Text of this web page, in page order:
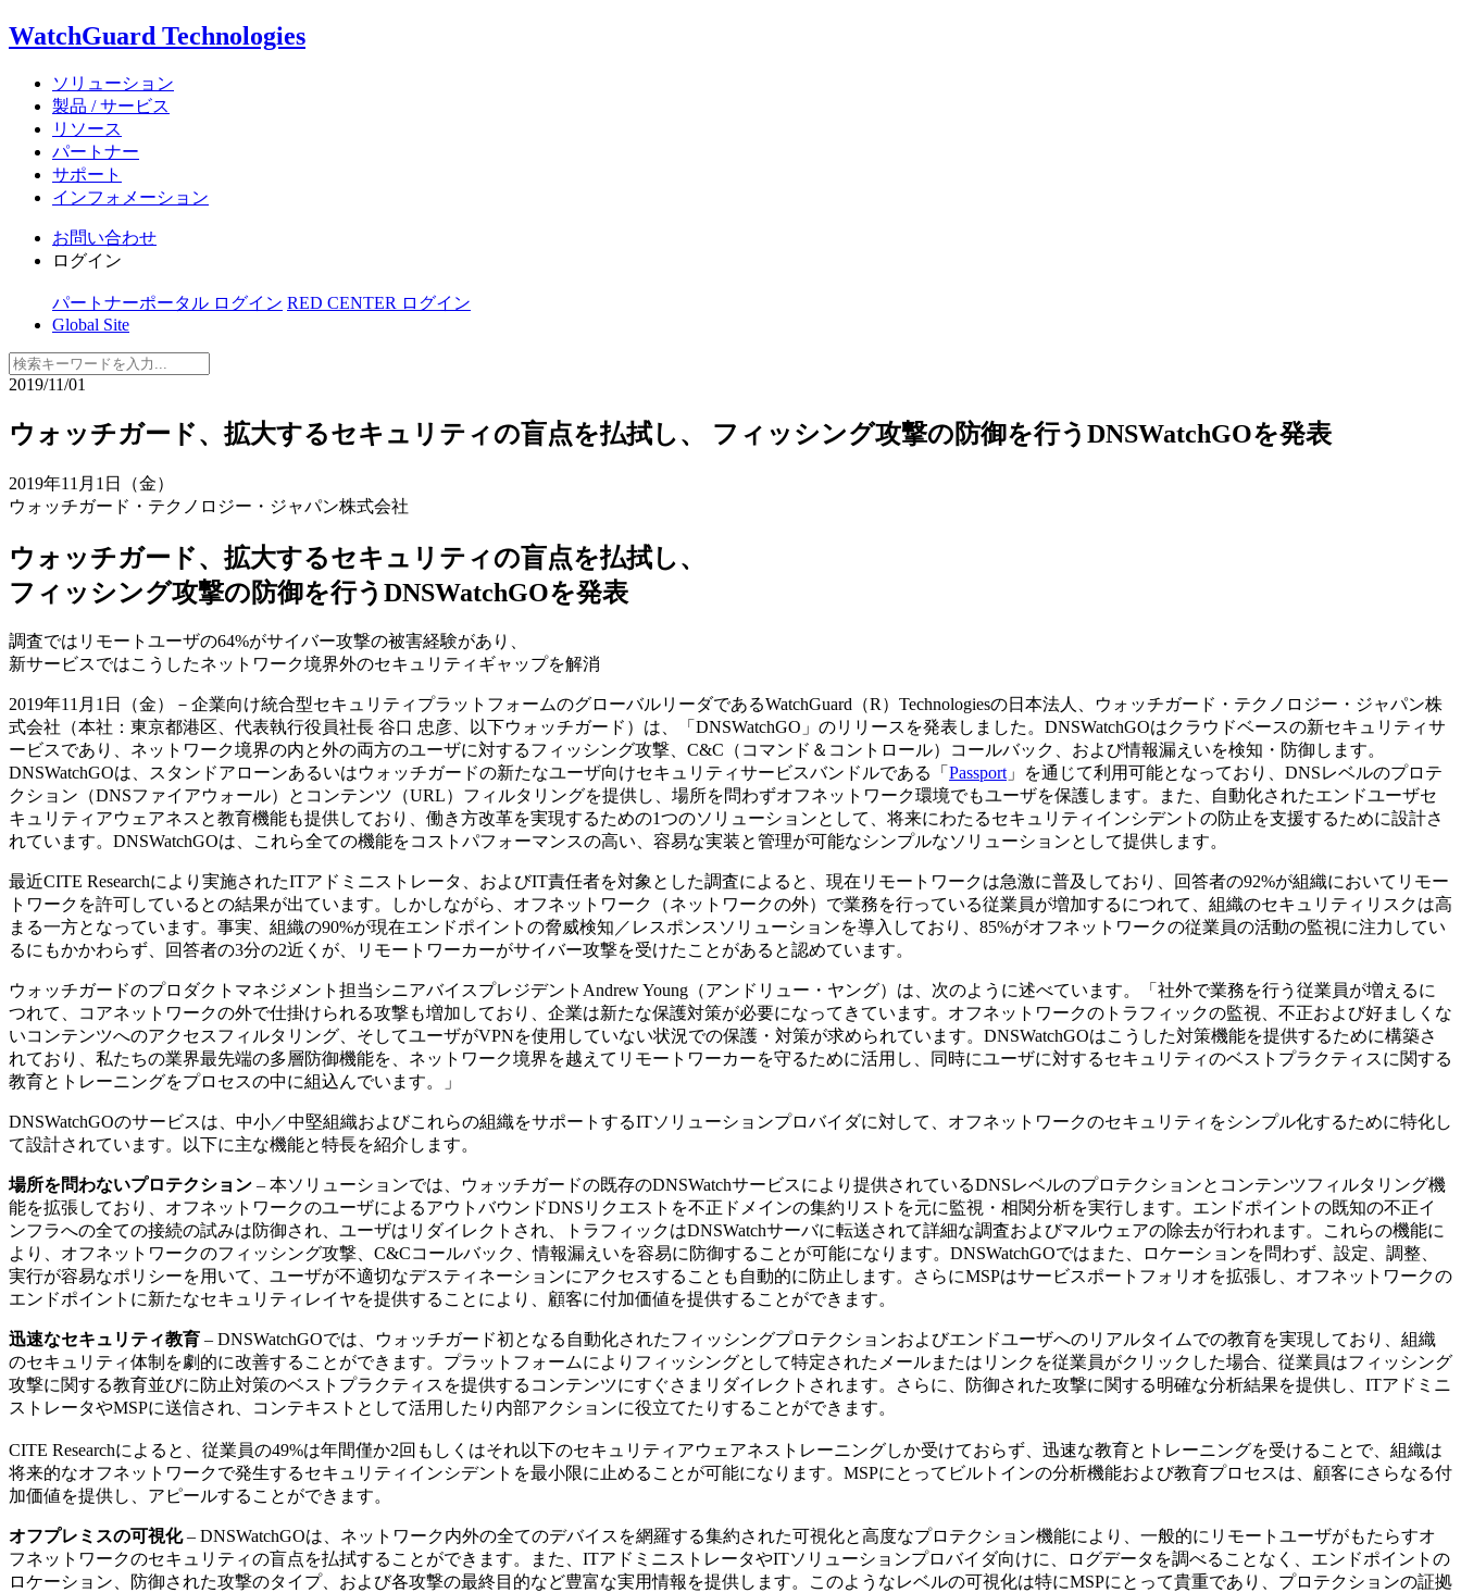
WatchGuard Technologies
ソリューション
製品 / サービス
リソース
パートナー
サポート
インフォメーション
お問い合わせ
ログイン
パートナーポータル ログイン RED CENTER ログイン
Global Site
2019/11/01
ウォッチガード、拡大するセキュリティの盲点を払拭し、 フィッシング攻撃の防御を行うDNSWatchGOを発表
2019年11月1日（金）
ウォッチガード・テクノロジー・ジャパン株式会社
ウォッチガード、拡大するセキュリティの盲点を払拭し、
フィッシング攻撃の防御を行うDNSWatchGOを発表
調査ではリモートユーザの64%がサイバー攻撃の被害経験があり、
新サービスではこうしたネットワーク境界外のセキュリティギャップを解消
2019年11月1日（金）－企業向け統合型セキュリティプラットフォームのグローバルリーダであるWatchGuard（R）Technologiesの日本法人、ウォッチガード・テクノロジー・ジャパン株
式会社（本社：東京都港区、代表執行役員社長 谷口 忠彦、以下ウォッチガード）は、「DNSWatchGO」のリリースを発表しました。DNSWatchGOはクラウドベースの新セキュリティサ
ービスであり、ネットワーク境界の内と外の両方のユーザに対するフィッシング攻撃、C&C（コマンド＆コントロール）コールバック、および情報漏えいを検知・防御します。
DNSWatchGOは、スタンドアローンあるいはウォッチガードの新たなユーザ向けセキュリティサービスバンドルである「 Passport」を通じて利用可能となっており、DNSレベルのプロテ
クション（DNSファイアウォール）とコンテンツ（URL）フィルタリングを提供し、場所を問わずオフネットワーク環境でもユーザを保護します。また、自動化されたエンドユーザセ
キュリティアウェアネスと教育機能も提供しており、働き方改革を実現するための1つのソリューションとして、将来にわたるセキュリティインシデントの防止を支援するために設計さ
れています。DNSWatchGOは、これら全ての機能をコストパフォーマンスの高い、容易な実装と管理が可能なシンプルなソリューションとして提供します。
最近CITE Researchにより実施されたITアドミニストレータ、およびIT責任者を対象とした調査によると、現在リモートワークは急激に普及しており、回答者の92%が組織においてリモー
トワークを許可しているとの結果が出ています。しかしながら、オフネットワーク（ネットワークの外）で業務を行っている従業員が増加するにつれて、組織のセキュリティリスクは高
まる一方となっています。事実、組織の90%が現在エンドポイントの脅威検知／レスポンスソリューションを導入しており、85%がオフネットワークの従業員の活動の監視に注力してい
るにもかかわらず、回答者の3分の2近くが、リモートワーカーがサイバー攻撃を受けたことがあると認めています。
ウォッチガードのプロダクトマネジメント担当シニアバイスプレジデントAndrew Young（アンドリュー・ヤング）は、次のように述べています。「社外で業務を行う従業員が増えるに
つれて、コアネットワークの外で仕掛けられる攻撃も増加しており、企業は新たな保護対策が必要になってきています。オフネットワークのトラフィックの監視、不正および好ましくな
いコンテンツへのアクセスフィルタリング、そしてユーザがVPNを使用していない状況での保護・対策が求められています。DNSWatchGOはこうした対策機能を提供するために構築さ
れており、私たちの業界最先端の多層防御機能を、ネットワーク境界を越えてリモートワーカーを守るために活用し、同時にユーザに対するセキュリティのベストプラクティスに関する
教育とトレーニングをプロセスの中に組込んでいます。」
DNSWatchGOのサービスは、中小／中堅組織およびこれらの組織をサポートするITソリューションプロバイダに対して、オフネットワークのセキュリティをシンプル化するために特化し
て設計されています。以下に主な機能と特長を紹介します。
場所を問わないプロテクション – 本ソリューションでは、ウォッチガードの既存のDNSWatchサービスにより提供されているDNSレベルのプロテクションとコンテンツフィルタリング機
能を拡張しており、オフネットワークのユーザによるアウトバウンドDNSリクエストを不正ドメインの集約リストを元に監視・相関分析を実行します。エンドポイントの既知の不正イ
ンフラへの全ての接続の試みは防御され、ユーザはリダイレクトされ、トラフィックはDNSWatchサーバに転送されて詳細な調査およびマルウェアの除去が行われます。これらの機能に
より、オフネットワークのフィッシング攻撃、C&Cコールバック、情報漏えいを容易に防御することが可能になります。DNSWatchGOではまた、ロケーションを問わず、設定、調整、
実行が容易なポリシーを用いて、ユーザが不適切なデスティネーションにアクセスすることも自動的に防止します。さらにMSPはサービスポートフォリオを拡張し、オフネットワークの
エンドポイントに新たなセキュリティレイヤを提供することにより、顧客に付加価値を提供することができます。
迅速なセキュリティ教育 – DNSWatchGOでは、ウォッチガード初となる自動化されたフィッシングプロテクションおよびエンドユーザへのリアルタイムでの教育を実現しており、組織
のセキュリティ体制を劇的に改善することができます。プラットフォームによりフィッシングとして特定されたメールまたはリンクを従業員がクリックした場合、従業員はフィッシング
攻撃に関する教育並びに防止対策のベストプラクティスを提供するコンテンツにすぐさまリダイレクトされます。さらに、防御された攻撃に関する明確な分析結果を提供し、ITアドミニ
ストレータやMSPに送信され、コンテキストとして活用したり内部アクションに役立てたりすることができます。
CITE Researchによると、従業員の49%は年間僅か2回もしくはそれ以下のセキュリティアウェアネストレーニングしか受けておらず、迅速な教育とトレーニングを受けることで、組織は
将来的なオフネットワークで発生するセキュリティインシデントを最小限に止めることが可能になります。MSPにとってビルトインの分析機能および教育プロセスは、顧客にさらなる付
加価値を提供し、アピールすることができます。
オフプレミスの可視化– DNSWatchGOは、ネットワーク内外の全てのデバイスを網羅する集約された可視化と高度なプロテクション機能により、一般的にリモートユーザがもたらすオ
フネットワークのセキュリティの盲点を払拭することができます。また、ITアドミニストレータやITソリューションプロバイダ向けに、ログデータを調べることなく、エンドポイントの
ロケーション、防御された攻撃のタイプ、および各攻撃の最終目的など豊富な実用情報を提供します。このようなレベルの可視化は特にMSPにとって貴重であり、プロテクションの証拠